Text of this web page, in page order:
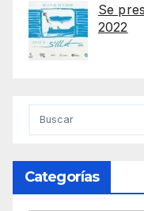
Se
2022
Categorías